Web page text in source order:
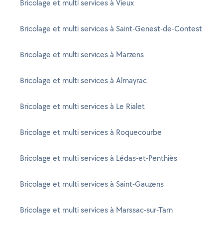
Bricolage et multi services à Vieux
Bricolage et multi services à Saint-Genest-de-Contest
Bricolage et multi services à Marzens
Bricolage et multi services à Almayrac
Bricolage et multi services à Le Rialet
Bricolage et multi services à Roquecourbe
Bricolage et multi services à Lédas-et-Penthiès
Bricolage et multi services à Saint-Gauzens
Bricolage et multi services à Marssac-sur-Tarn